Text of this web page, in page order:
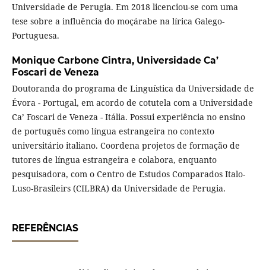
Universidade de Perugia. Em 2018 licenciou-se com uma
tese sobre a influência do moçárabe na lírica Galego-
Portuguesa.
Monique Carbone Cintra, Universidade Ca’
Foscari de Veneza
Doutoranda do programa de Linguística da Universidade de
Évora - Portugal, em acordo de cotutela com a Universidade
Ca’ Foscari de Veneza - Itália. Possui experiência no ensino
de português como língua estrangeira no contexto
universitário italiano. Coordena projetos de formação de
tutores de língua estrangeira e colabora, enquanto
pesquisadora, com o Centro de Estudos Comparados Italo-
Luso-Brasileirs (CILBRA) da Universidade de Perugia.
REFERÊNCIAS